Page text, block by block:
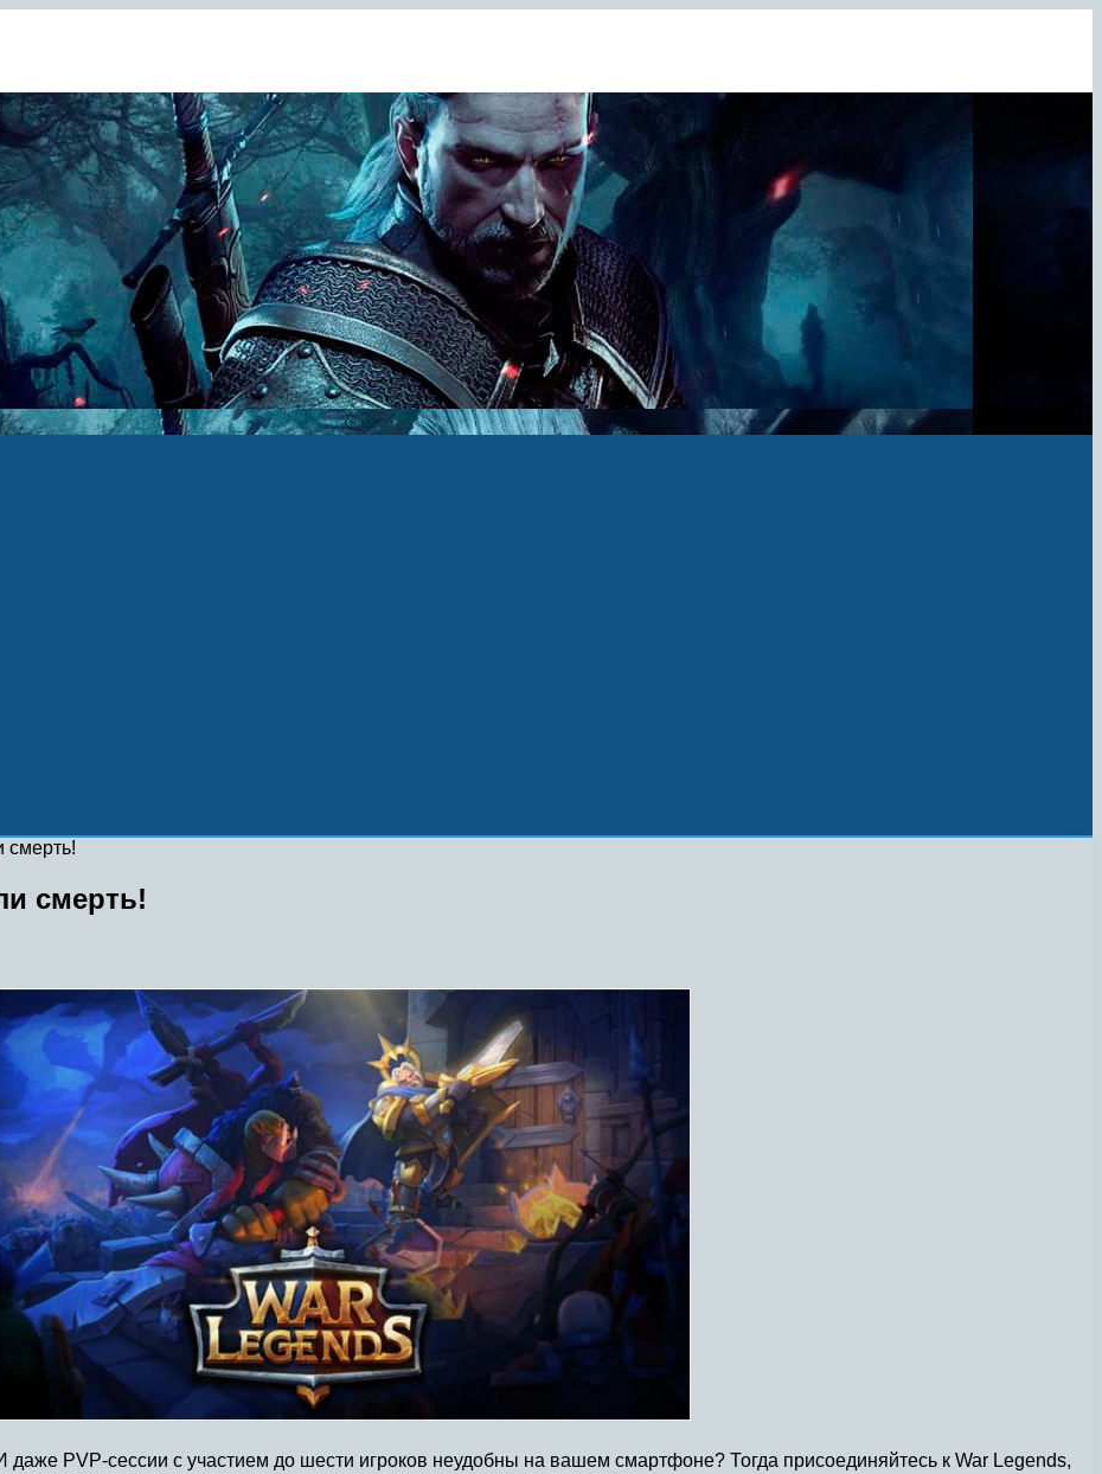
смерть!
даже PVP-сессии с участием до шести игроков неудобны на вашем смартфоне? Тогда присоединяйтесь к War Legends,